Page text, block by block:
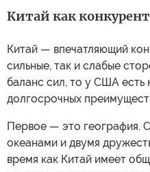
Китай как конкурент
Китай — впечатляющий
сильные, так и слабые
баланс сил, то у США есть
долгосрочных
Первое — это география.
океанами и двумя
время как Китай имеет